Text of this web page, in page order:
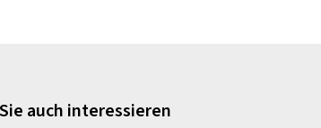
auch interessieren